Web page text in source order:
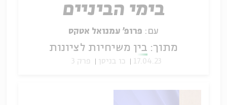
בימי הביניים
עם: פרופ' עמנואל אטקס
מתוך: בין משיחיות לציונות
17.04.23 כו בניסן פרק 3